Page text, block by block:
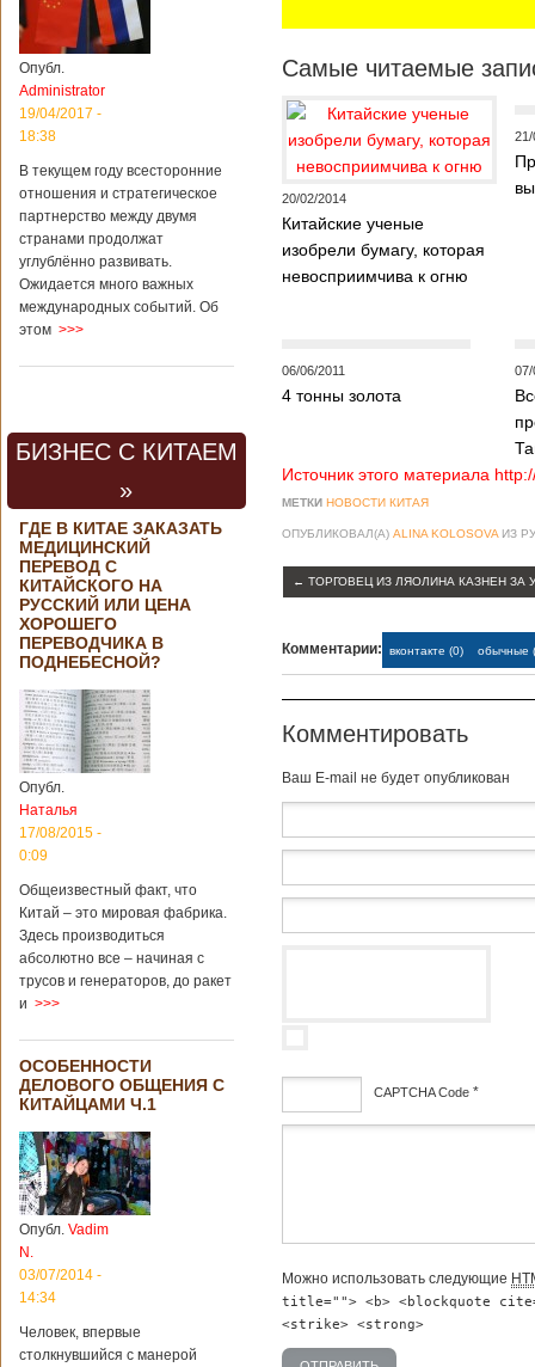
Опубл.
Administrator
19/04/2017 -
18:38
В текущем году всесторонние
отношения и стратегическое
партнерство между двумя
странами продолжат
углублённо развивать.
Ожидается много важных
международных событий. Об
этом >>>
БИЗНЕС С КИТАЕМ
»
ГДЕ В КИТАЕ ЗАКАЗАТЬ
МЕДИЦИНСКИЙ
ПЕРЕВОД С
КИТАЙСКОГО НА
РУССКИЙ ИЛИ ЦЕНА
ХОРОШЕГО
ПЕРЕВОДЧИКА В
ПОДНЕБЕСНОЙ?
Опубл.
Наталья
17/08/2015 -
0:09
Общеизвестный факт, что
Китай – это мировая фабрика.
Здесь производиться
абсолютно все – начиная с
трусов и генераторов, до ракет
и >>>
ОСОБЕННОСТИ
ДЕЛОВОГО ОБЩЕНИЯ С
КИТАЙЦАМИ Ч.1
Опубл. Vadim
N.
03/07/2014 -
14:34
Человек, впервые
столкнувшийся с манерой
Самые читаемые
20/02/2014
Китайские ученые
изобрели бумагу, которая
невосприимчива к огню
21/
06/06/2011
4 тонны золота
07/
Источник этого материала
МЕТКИ НОВОСТИ КИТАЯ
ОПУБЛИКОВАЛ(А) ALINA KOLOSOVA ИЗ
← ТОРГОВЕЦ ИЗ ЛЯОЛИНА КАЗНЕН ЗА
Комментарии: вконтакте (0) обычные
Комментировать
Baш E-mail не будет опубликован
CAPTCHA Code *
Можно использовать следующие
title=""> <b> <blockquote
<strike> <strong>